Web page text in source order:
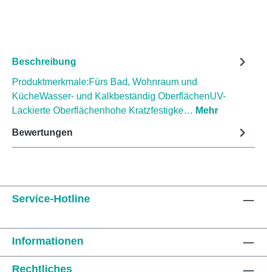
Beschreibung
Produktmerkmale:Fürs Bad, Wohnraum und
KücheWasser- und Kalkbeständig OberflächenUV-
Lackierte Oberflächenhohe Kratzfestigke… Mehr
Bewertungen
Service-Hotline
Informationen
Rechtliches